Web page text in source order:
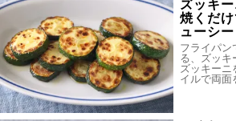
ズッキ
焼くだ
ューシー
フライパン
る、ズッキ
ズッキーニ
イルで両